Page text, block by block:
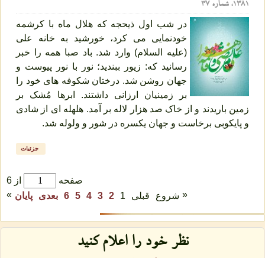
1381، شماره 37
در شب اول ذیحجه که هلال ماه با کرشمه
خودنمایی می کرد، خورشید به خانه علی
(علیه السلام) وارد شد. باد صبا همه را خبر
رسانید که: زیور ببندید؛ نور با نور پیوست و
جهان روشن شد. درختان شکوفه های خود را
بر زمینیان ارزانی داشتند. ابرها مُشک بر
زمین باریدند و از خاک صد هزار لاله بر آمد. هلهله ای از شادی
و پایکوبی برخاست و جهان یکسره در شور و ولوله شد.
جزئیات
صفحه
از 6
« شروع قبلی 1
2
3
4
5
6 بعدی پایان »
نظر خود را اعلام كنید